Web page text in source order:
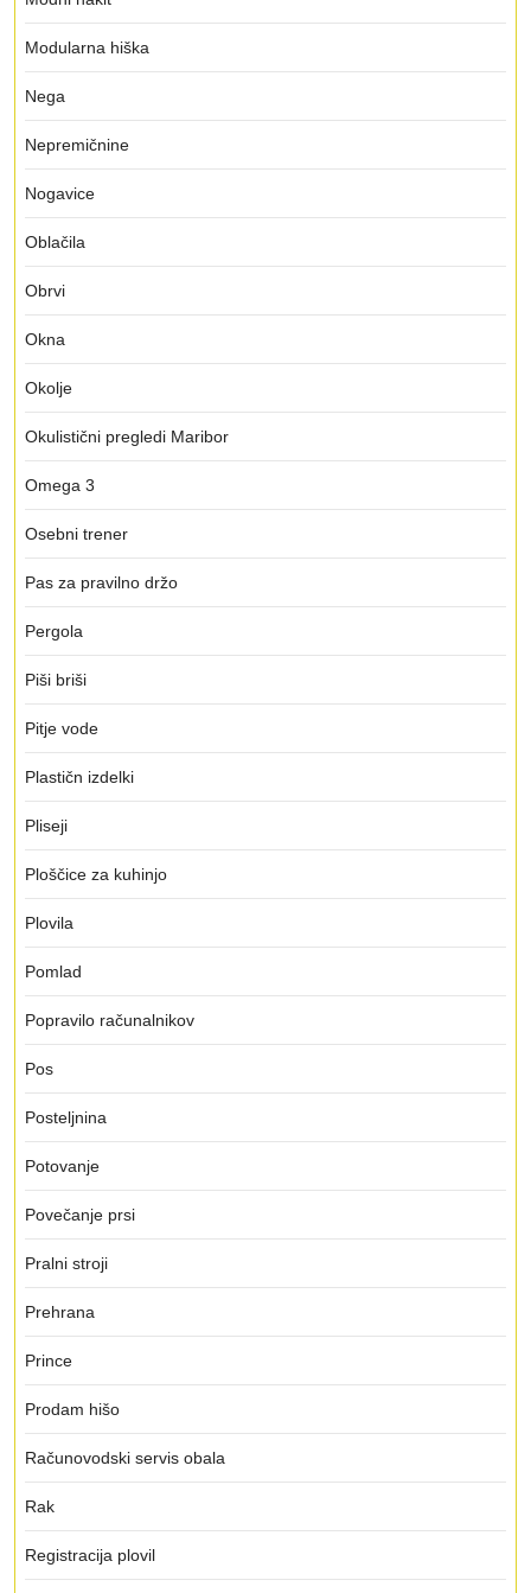
Modularna hiška
Nega
Nepremičnine
Nogavice
Oblačila
Obrvi
Okna
Okolje
Okulistični pregledi Maribor
Omega 3
Osebni trener
Pas za pravilno držo
Pergola
Piši briši
Pitje vode
Plastičn izdelki
Pliseji
Ploščice za kuhinjo
Plovila
Pomlad
Popravilo računalnikov
Pos
Posteljnina
Potovanje
Povečanje prsi
Pralni stroji
Prehrana
Prince
Prodam hišo
Računovodski servis obala
Rak
Registracija plovil